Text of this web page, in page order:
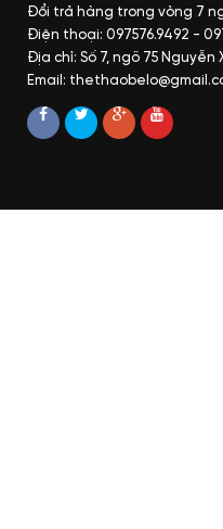
Đổi trả hàng trong vòng 7
Điện thoại: 097576.9492 -
Địa chỉ: Số 7, ngõ 75 Nguyễn
Email: